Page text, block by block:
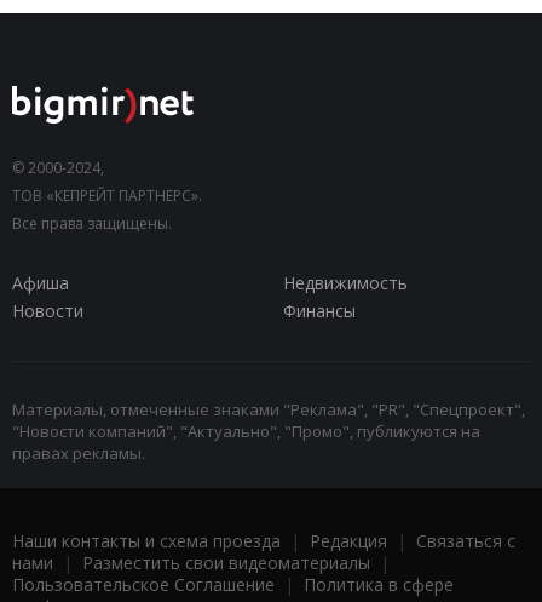
© 2000-2024,
ТОВ «КЕПРЕЙТ ПАРТНЕРС».
Все права защищены.
Афиша
Недвижимость
Новости
Финансы
Материалы, отмеченные знаками "Реклама", "PR", "Спецпроект",
"Новости компаний", "Актуально", "Промо", публикуются на
правах рекламы.
Наши контакты и схема проезда | Редакция | Связаться с
нами | Разместить свои видеоматериалы |
Пользовательское Соглашение |
Политика в сфере